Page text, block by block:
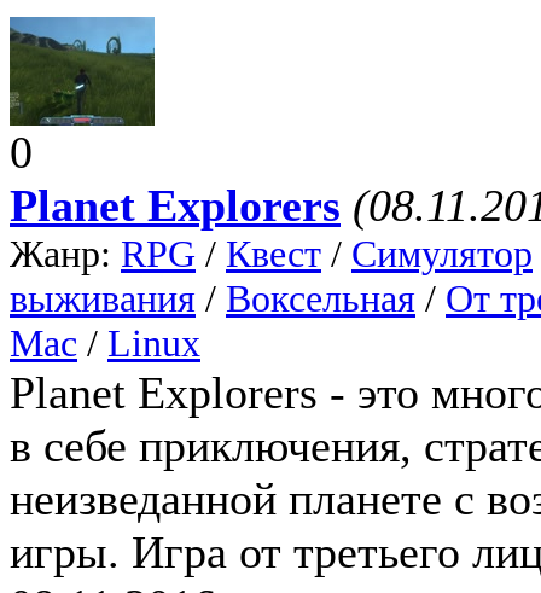
0
Planet Explorers
Жанр: RPG / Квест / Симулятор
выживания / Воксельная / От
Mac / Linux
Planet Explorers - это
в себе приключения,
неизведанной планете с
игры. Игра от третьего